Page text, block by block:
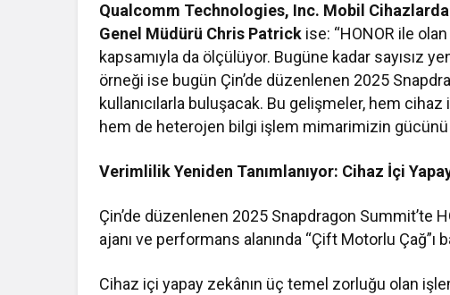
Qualcomm Technologies, Inc. Mobil
Genel Müdürü Chris Patrick ise: “HONOR ile
kapsamıyla da ölçülüyor. Bugüne kadar sayısız
örneği ise bugün Çin’de düzenlenen 2025
kullanıcılarla buluşacak. Bu gelişmeler, hem cihaz
hem de heterojen bilgi işlem mimarimizin
Verimlilik Yeniden Tanımlanıyor: Cihaz İçi
Çin’de düzenlenen 2025 Snapdragon Summit’te
ajanı ve performans alanında “Çift Motorlu Çağ”ı
Cihaz içi yapay zekânın üç temel zorluğu olan